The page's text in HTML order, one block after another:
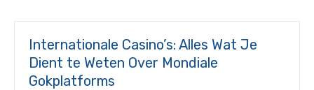
Internationale Casino’s: Alles Wat Je
Dient te Weten Over Mondiale
Gokplatforms